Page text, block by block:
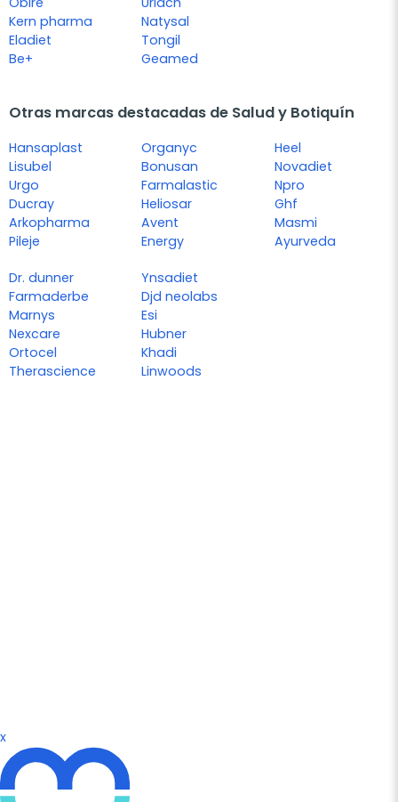
Kern pharma
Eladiet
Be+
Natysal
Tongil
Geamed
Otras marcas destacadas de Salud y Botiquín
Hansaplast
Lisubel
Urgo
Ducray
Arkopharma
Pileje
Organyc
Bonusan
Farmalastic
Heliosar
Avent
Energy
Heel
Novadiet
Npro
Ghf
Masmi
Ayurveda
Dr. dunner
Farmaderbe
Marnys
Nexcare
Ortocel
Therascience
Ynsadiet
Djd neolabs
Esi
Hubner
Khadi
Linwoods
x